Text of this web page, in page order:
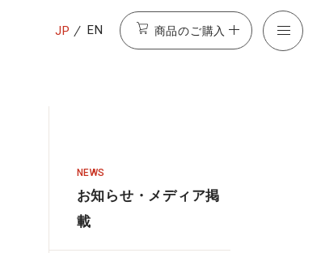
JP EN 商品のご購入
NEWS
お知らせ・メディア掲
載